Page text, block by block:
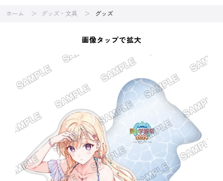
ホーム グッズ・文具 グッズ
画像タップで拡大